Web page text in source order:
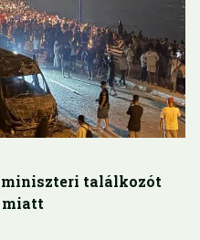
találkozót
miatt